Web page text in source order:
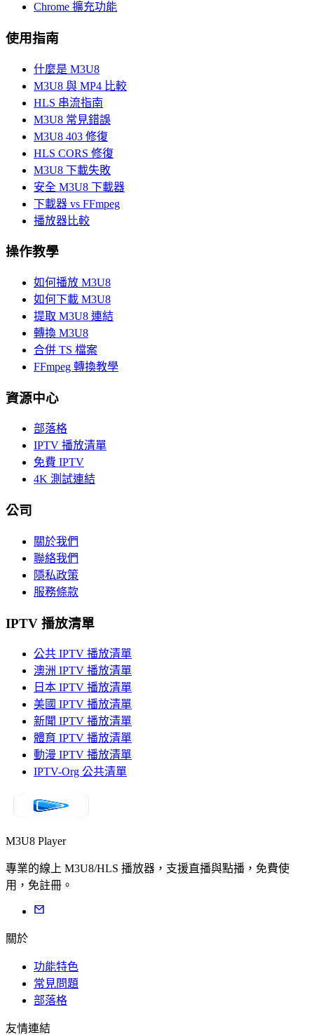
Chrome 擴充功能
使用指南
什麼是 M3U8
M3U8 與 MP4 比較
HLS 串流指南
M3U8 常見錯誤
M3U8 403 修復
HLS CORS 修復
M3U8 下載失敗
安全 M3U8 下載器
下載器 vs FFmpeg
播放器比較
操作教學
如何播放 M3U8
如何下載 M3U8
提取 M3U8 連結
轉換 M3U8
合併 TS 檔案
FFmpeg 轉換教學
資源中心
部落格
IPTV 播放清單
免費 IPTV
4K 測試連結
公司
關於我們
聯絡我們
隱私政策
服務條款
IPTV 播放清單
公共 IPTV 播放清單
澳洲 IPTV 播放清單
日本 IPTV 播放清單
美國 IPTV 播放清單
新聞 IPTV 播放清單
體育 IPTV 播放清單
動漫 IPTV 播放清單
IPTV-Org 公共清單
M3U8 Player
專業的線上 M3U8/HLS 播放器，支援直播與點播，免費使
用，免註冊。
關於
功能特色
常見問題
部落格
友情連結